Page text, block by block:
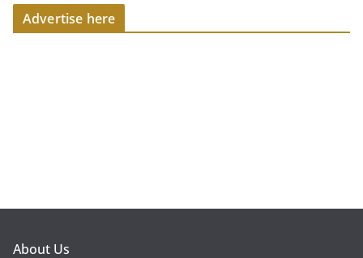
Advertise here
About Us